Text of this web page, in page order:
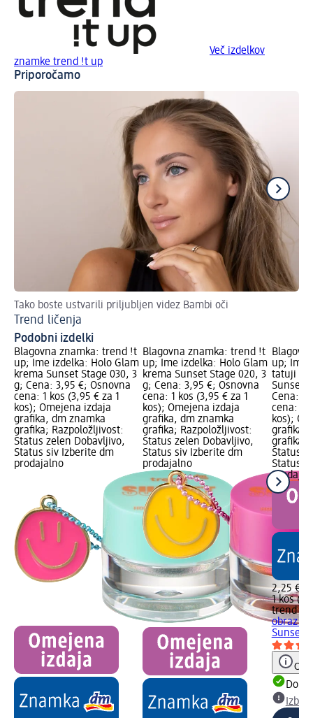
Več izdelkov
znamke trend !t up
Priporočamo
Tako boste ustvarili priljubljen videz Bambi oči
Trend ličenja
Podobni izdelki
Blagovna znamka: trend !t
up; Ime izdelka: Holo Glam
krema Sunset Stage 030, 3
g; Cena: 3,95 €; Osnovna
cena: 1 kos (3,95 € za 1
kos); Omejena izdaja
grafika, dm znamka
grafika; Razpoložljivost:
Status zelen Dobavljivo,
Status siv Izberite dm
prodajalno
Blagovna znamka: trend !t
up; Ime izdelka: Holo Glam
krema Sunset Stage 020, 3
g; Cena: 3,95 €; Osnovna
cena: 1 kos (3,95 € za 1
kos); Omejena izdaja
grafika, dm znamka
grafika; Razpoložljivost:
Status zelen Dobavljivo,
Status siv Izberite dm
prodajalno
up; Ime
tatuji za
Sunset
Cena:
cena: 1
kos);
grafika,
grafika;
Status
Status
2,25 €
1 kos
trend !t
obraz v